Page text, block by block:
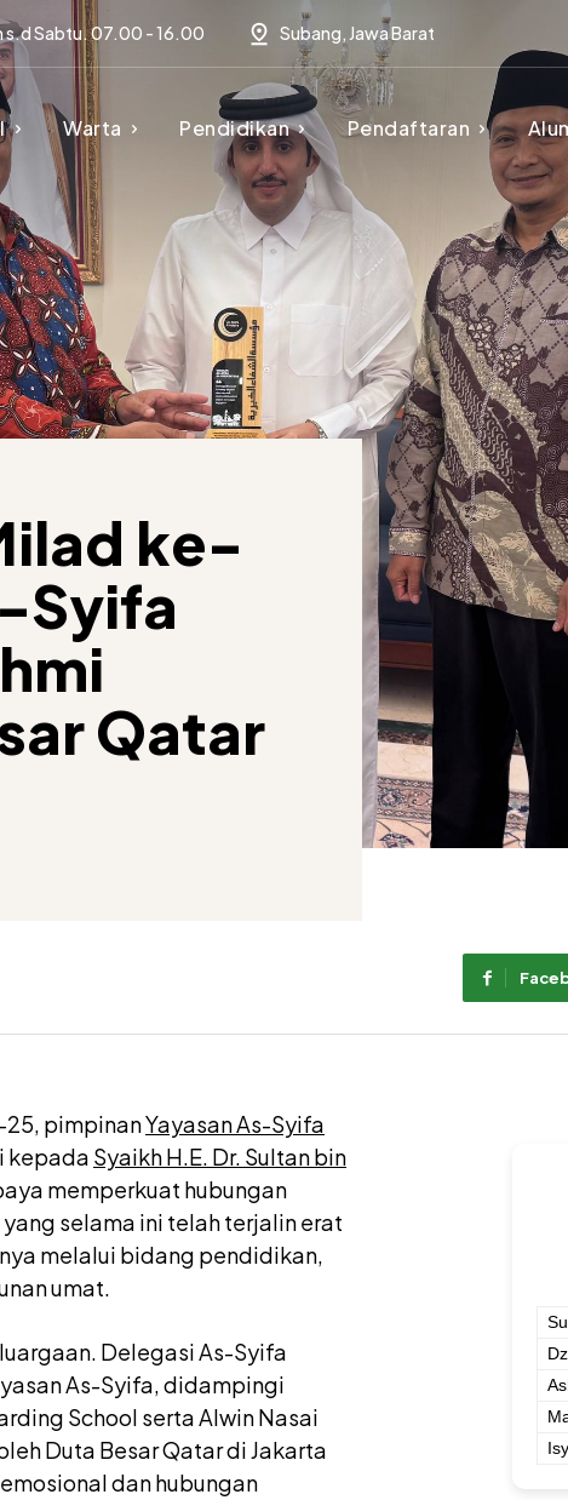
s.d Sabtu. 07.00 - 16.00 Subang, Jawa Barat
Warta Pendidikan Pendaftaran
ke-
Syifa
Qatar
pimpinanYayasan As-Syifa
kepada Syaikh H.E. Dr. Sultan bin
memperkuat hubungan
selama ini telah terjalin erat
melalui bidang pendidikan,
umat.
Delegasi As-Syifa
As-Syifa, didampingi
School serta Alwin Nasai
Duta Besar Qatar di Jakarta
dan hubungan